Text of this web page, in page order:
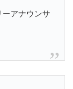
アナウンサ